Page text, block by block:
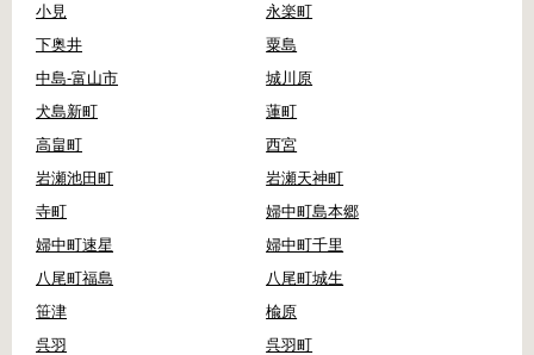
小見
永楽町
下奥井
粟島
中島-富山市
城川原
犬島新町
蓮町
高畠町
西宮
岩瀬池田町
岩瀬天神町
寺町
婦中町島本郷
婦中町速星
婦中町千里
八尾町福島
八尾町城生
笹津
楡原
呉羽
呉羽町